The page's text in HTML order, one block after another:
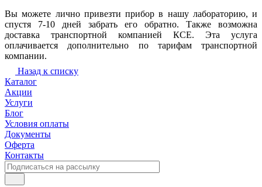
Вы можете лично привезти прибор в нашу лабораторию, и
спустя 7-10 дней забрать его обратно. Также возможна
доставка транспортной компанией КСЕ. Эта услуга
оплачивается дополнительно по тарифам транспортной
компании.
Назад к списку
Каталог
Акции
Услуги
Блог
Условия оплаты
Документы
Оферта
Контакты